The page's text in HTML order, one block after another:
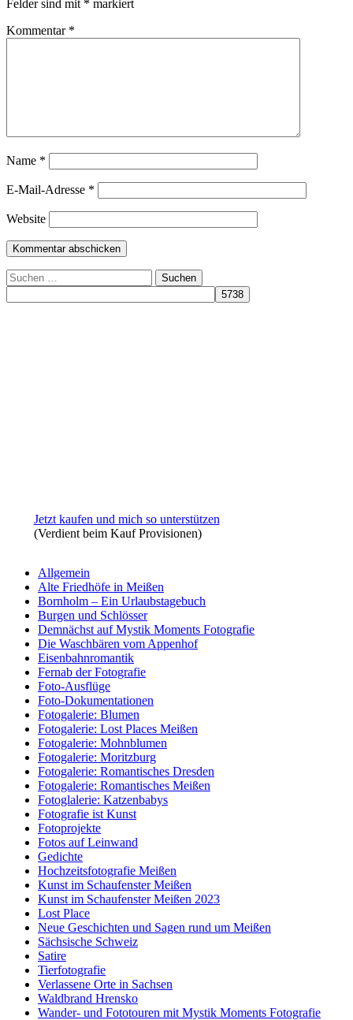
Felder sind mit * markiert
Kommentar *
Name *
E-Mail-Adresse *
Website
Suchen
nach:
Jetzt kaufen und mich so unterstützen
(Verdient beim Kauf Provisionen)
Allgemein
Alte Friedhöfe in Meißen
Bornholm – Ein Urlaubstagebuch
Burgen und Schlösser
Demnächst auf Mystik Moments Fotografie
Die Waschbären vom Appenhof
Eisenbahnromantik
Fernab der Fotografie
Foto-Ausflüge
Foto-Dokumentationen
Fotogalerie: Blumen
Fotogalerie: Lost Places Meißen
Fotogalerie: Mohnblumen
Fotogalerie: Moritzburg
Fotogalerie: Romantisches Dresden
Fotogalerie: Romantisches Meißen
Fotoglalerie: Katzenbabys
Fotografie ist Kunst
Fotoprojekte
Fotos auf Leinwand
Gedichte
Hochzeitsfotografie Meißen
Kunst im Schaufenster Meißen
Kunst im Schaufenster Meißen 2023
Lost Place
Neue Geschichten und Sagen rund um Meißen
Sächsische Schweiz
Satire
Tierfotografie
Verlassene Orte in Sachsen
Waldbrand Hrensko
Wander- und Fototouren mit Mystik Moments Fotografie